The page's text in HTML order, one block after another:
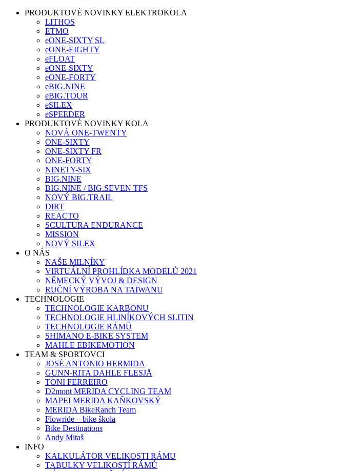
PRODUKTOVÉ NOVINKY ELEKTROKOLA
LITHOS
ETMO
eONE-SIXTY SL
eONE-EIGHTY
eFLOAT
eONE-SIXTY
eONE-FORTY
eBIG.NINE
eBIG.TOUR
eSILEX
eSPEEDER
PRODUKTOVÉ NOVINKY KOLA
NOVÁ ONE-TWENTY
ONE-SIXTY
ONE-SIXTY FR
ONE-FORTY
NINETY-SIX
BIG.NINE
BIG.NINE / BIG.SEVEN TFS
NOVÝ BIG.TRAIL
DIRT
REACTO
SCULTURA ENDURANCE
MISSION
NOVÝ SILEX
O NÁS
NAŠE MILNÍKY
VIRTUÁLNÍ PROHLÍDKA MODELŮ 2021
NĚMECKÝ VÝVOJ & DESIGN
RUČNÍ VÝROBA NA TAIWANU
TECHNOLOGIE
TECHNOLOGIE KARBONU
TECHNOLOGIE HLINÍKOVÝCH SLITIN
TECHNOLOGIE RÁMŮ
SHIMANO E-BIKE SYSTEM
MAHLE EBIKEMOTION
TEAM & SPORTOVCI
JOSÉ ANTONIO HERMIDA
GUNN-RITA DAHLE FLESJÅ
TONI FERREIRO
D2mont MERIDA CYCLING TEAM
MAPEI MERIDA KAŇKOVSKÝ
MERIDA BikeRanch Team
Flowride – bike škola
Bike Destinations
Andy Mitaš
INFO
KALKULÁTOR VELIKOSTI RÁMU
TABULKY VELIKOSTÍ RÁMŮ